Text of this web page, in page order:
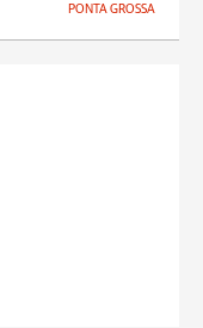
PONTA GROSSA